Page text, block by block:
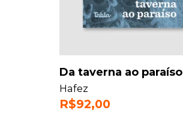
Da taverna ao paraíso
Hafez
R$92,00